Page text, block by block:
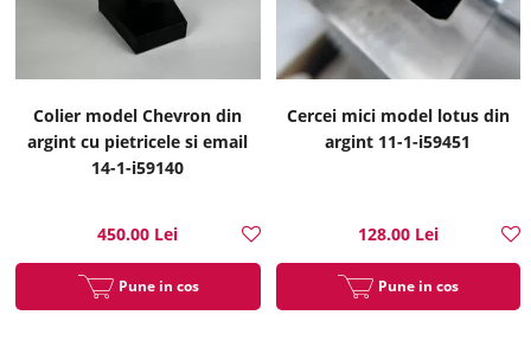
Colier model Chevron din
argint cu pietricele si email
14-1-i59140
450.00 Lei
Pune in cos
Cercei mici model lotus din
argint 11-1-i59451
128.00 Lei
Pune in cos